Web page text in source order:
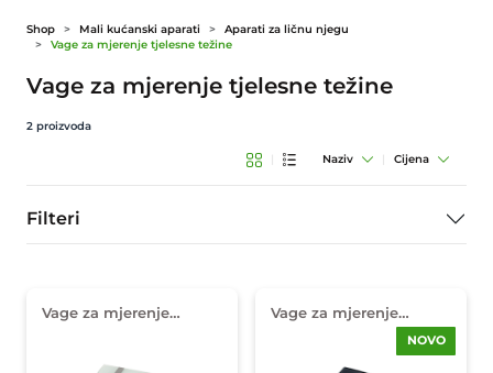
Shop Mali kućanski aparati
Aparati za ličnu njegu
Vage za mjerenje tjelesne težine
Vage za mjerenje tjelesne težine
2 proizvoda
| Naziv | Cijena
Filteri
Vage za mjerenje
Vage za mjerenje
NOVO